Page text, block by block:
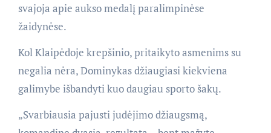
svajoja apie aukso medalį paralimpinėse
žaidynėse.
Kol Klaipėdoje krepšinio, pritaikyto asmenims su
negalia nėra, Dominykas džiaugiasi kiekviena
galimybe išbandyti kuo daugiau sporto šakų.
„Svarbiausia pajusti judėjimo džiaugsmą,